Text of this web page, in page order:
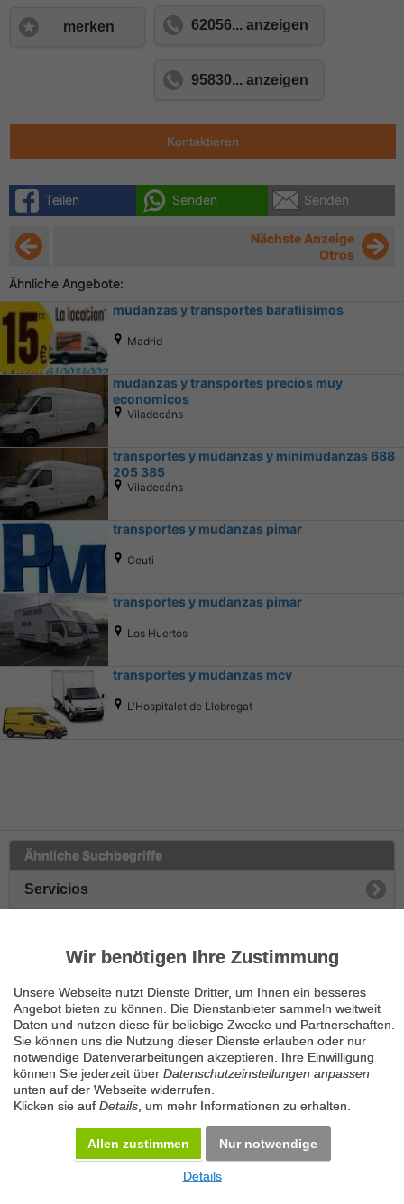
merken 62056... anzeigen
95830... anzeigen
Kontaktieren
Teilen Senden Senden
Nächste Anzeige
Otros
Ähnliche Angebote:
mudanzas y transportes baratiisimos
Madrid
mudanzas y transportes precios muy
economicos
Viladecáns
transportes y mudanzas y minimudanzas 688
205 385
Viladecáns
transportes y mudanzas pimar
Ceuti
transportes y mudanzas pimar
Los Huertos
transportes y mudanzas mcv
L'Hospitalet de Llobregat
Ähnliche Suchbegriffe
Servicios
Umzugshelfer
Transport
Aufbau
Sonstige Umzugshilfe
Wir benötigen Ihre Zustimmung
Unsere Webseite nutzt Dienste Dritter, um Ihnen ein besseres
Angebot bieten zu können. Die Dienstanbieter sammeln weltweit
Daten und nutzen diese für beliebige Zwecke und Partnerschaften.
Sie können uns die Nutzung dieser Dienste erlauben oder nur
notwendige Datenverarbeitungen akzeptieren. Ihre Einwilligung
können Sie jederzeit über Datenschutzeinstellungen anpassen
unten auf der Webseite widerrufen.
Klicken sie auf Details , um mehr Informationen zu erhalten.
Allen zustimmen Nur notwendige
Details